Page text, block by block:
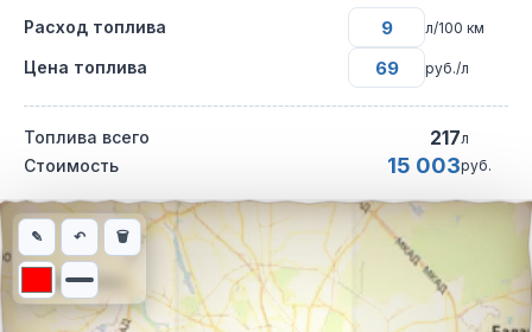
Расход топлива л/100 км
Цена топлива руб./л
Топлива всего 217л
Стоимость 15 003руб.
Интерактивная карта автомобильного маршрута из города
✎ ↶ 🗑